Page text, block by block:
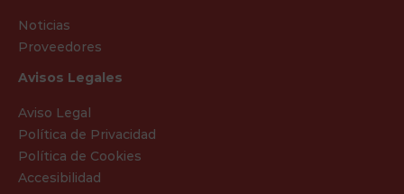
Noticias
Proveedores
Avisos Legales
Aviso Legal
Política de Privacidad
Política de Cookies
Accesibilidad